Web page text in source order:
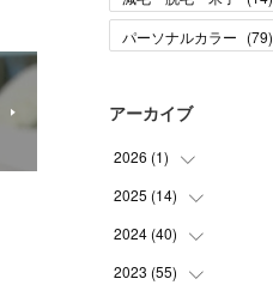
パーソナルカラー (79)
アーカイブ
2026 (1)
(1
2025 (14)
(10
)
(1
2024 (40)
(1
2023 (55)